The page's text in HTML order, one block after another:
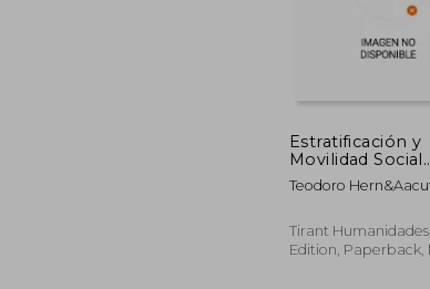
Estratificación y
Movilidad Social
(Estudios de
Economía y
Spanish)
Teodoro
Tirant Humanidades,
Edition, Paperback,